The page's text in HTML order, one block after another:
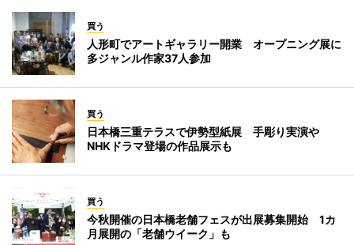
買う
人形町でアートギャラリー開業 オープニング展に
多ジャンル作家37人参加
買う
日本橋三重テラスで伊勢型紙展 手彫り実演や
NHKドラマ登場の作品展示も
買う
今秋開催の日本橋老舗フェスが出展募集開始 1カ
月展開の「老舗ウイーク」も